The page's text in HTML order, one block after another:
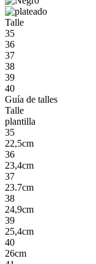
Talle
35
36
37
38
39
40
Guía de talles
Talle
plantilla
35
22,5cm
36
23,4cm
37
23.7cm
38
24,9cm
39
25,4cm
40
26cm